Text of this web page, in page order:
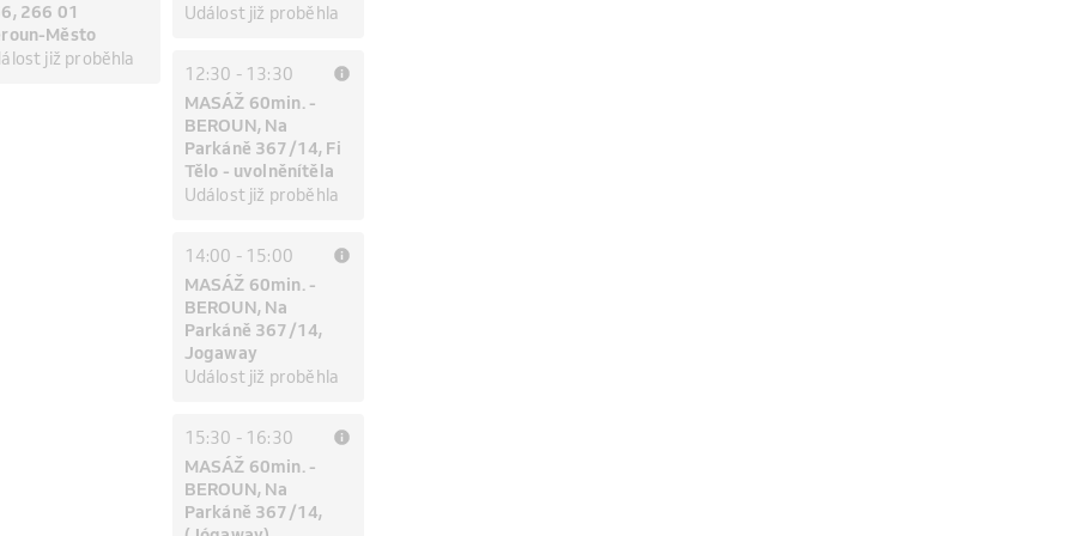
266 01
Město
již proběhla
Událost již proběhla
12:30 - 13:30
MASÁŽ 60min. -
BEROUN, Na
Parkáně 367/14, Fi
Tělo - uvolněnítěla
Událost již proběhla
14:00 - 15:00
MASÁŽ 60min. -
BEROUN, Na
Parkáně 367/14,
Jogaway
Událost již proběhla
15:30 - 16:30
MASÁŽ 60min. -
BEROUN, Na
Parkáně 367/14,